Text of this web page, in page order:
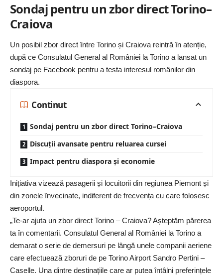
Sondaj pentru un zbor direct Torino–
Craiova
Un posibil zbor direct între Torino și Craiova reintră în atenție,
după ce Consulatul General al României la Torino a lansat un
sondaj pe Facebook pentru a testa interesul românilor din
diaspora.
Continut
Sondaj pentru un zbor direct Torino–Craiova
Discuții avansate pentru reluarea cursei
Impact pentru diaspora și economie
Inițiativa vizează pasagerii și locuitorii din regiunea Piemont și
din zonele învecinate, indiferent de frecvența cu care folosesc
aeroportul.
„Te-ar ajuta un zbor direct Torino – Craiova? Așteptăm părerea
ta în comentarii. Consulatul General al României la Torino a
demarat o serie de demersuri pe lângă unele companii aeriene
care efectuează zboruri de pe Torino Airport Sandro Pertini –
Caselle. Una dintre destinațiile care ar putea întâlni preferințele